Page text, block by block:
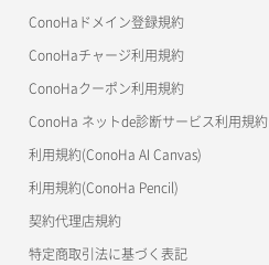
美雲このは徹底ガイド
ConoHaドメイン登録規約
ConoHaチャージ利用規約
ConoHaクーポン利用規約
ConoHa ネットde診断サービス利用規約
利用規約(ConoHa AI Canvas)
利用規約(ConoHa Pencil)
契約代理店規約
特定商取引法に基づく表記